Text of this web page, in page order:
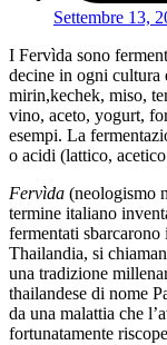
Settembre 13,
I Fervìda sono
decine in ogni cultura
mirin,kechek, miso,
vino, aceto, yogurt,
esempi. La
o acidi (lattico,
Fervìda (neologismo
termine italiano
fermentati
Thailandia, si
una tradizione
thailandese di nome
da una malattia che
fortunatamente